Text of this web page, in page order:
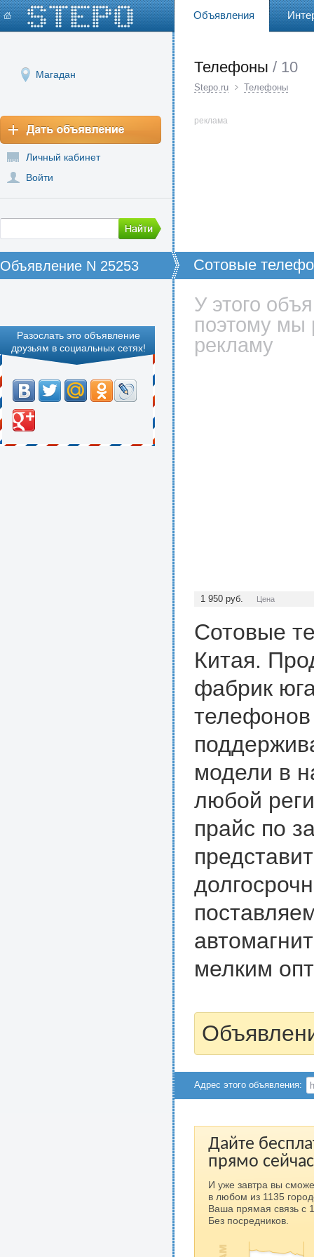
Объявления
Магадан
Личный кабинет
Войти
Телефоны / 10
Stepo.ru Телефоны
реклама
Объявление N 25253
Сотовые
Китая, Продажа
фабрик
Разослать это объявление
друзьям в социальных сетях!
У этого
поэтому мы
рекламу
1 950 руб. Цена
Сотовые
Китая.
фабрик
модели в
любой
прайс по
мелким
Адрес этого объявления:
Дайте
прямо
И уже завтра вы
в любом из 1135
Ваша прямая связь с
Без посредников.